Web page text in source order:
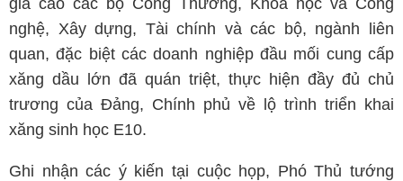
nghệ, Xây dựng, Tài chính và các bộ, ngành liên
quan, đặc biệt các doanh nghiệp đầu mối cung cấp
xăng dầu lớn đã quán triệt, thực hiện đầy đủ chủ
trương của Đảng, Chính phủ về lộ trình triển khai
xăng sinh học E10.
Ghi nhận các ý kiến tại cuộc họp, Phó Thủ tướng